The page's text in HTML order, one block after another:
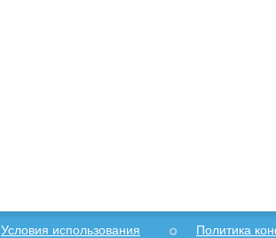
Условия использования Политика